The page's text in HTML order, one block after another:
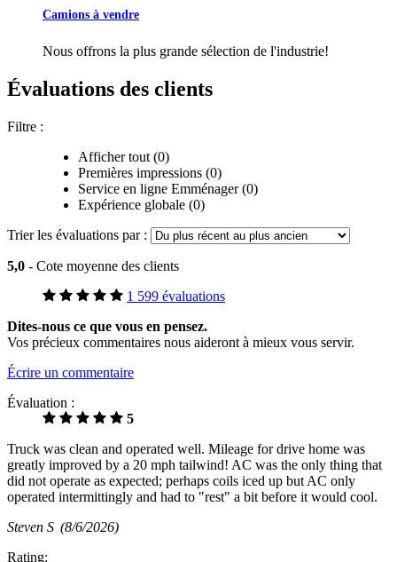
Camions à vendre
Nous offrons la plus grande sélection de l'industrie!
Évaluations des clients
Filtre :
Afficher tout (0)
Premières impressions (0)
Service en ligne Emménager (0)
Expérience globale (0)
Trier les évaluations par :
5,0 - Cote moyenne des clients
1 599 évaluations
Dites-nous ce que vous en pensez.
Vos précieux commentaires nous aideront à mieux vous servir.
Écrire un commentaire
Évaluation :
5
Truck was clean and operated well. Mileage for drive home was
greatly improved by a 20 mph tailwind! AC was the only thing that
did not operate as expected; perhaps coils iced up but AC only
operated intermittingly and had to "rest" a bit before it would cool.
Steven S (8/6/2026)
Rating: